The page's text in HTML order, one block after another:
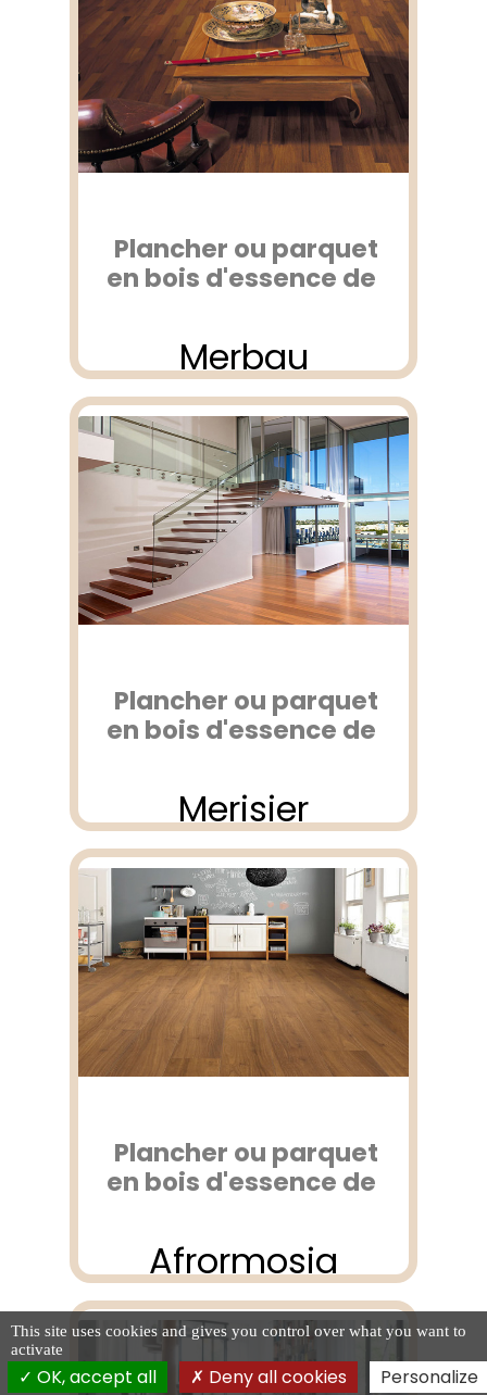
Plancher ou parquet
en bois d'essence de
Merbau
Plancher ou parquet
en bois d'essence de
Merisier
Plancher ou parquet
en bois d'essence de
Afrormosia
This site uses cookies and gives you control over what you want to
activate
OK, accept all Deny all cookies Personalize